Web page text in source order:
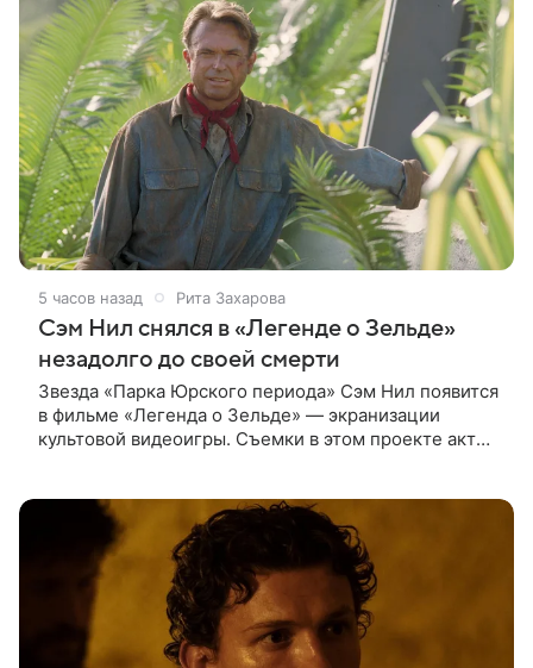
5 часов назад Рита Захарова
Сэм Нил снялся в «Легенде о Зельде»
незадолго до своей смерти
Звезда «Парка Юрского периода» Сэм Нил появится
в фильме «Легенда о Зельде» — экранизации
культовой видеоигры. Съемки в этом проекте актер